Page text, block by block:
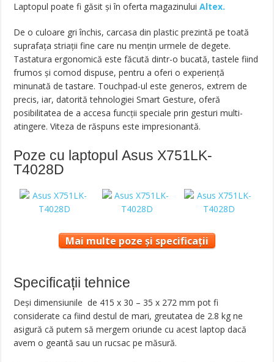
Laptopul poate fi găsit și în oferta magazinuluiAltex.
De o culoare gri închis, carcasa din plastic prezintă pe toată
suprafaţa striaţii fine care nu menţin urmele de degete.
Tastatura ergonomică este făcută dintr-o bucată, tastele fiind
frumos şi comod dispuse, pentru a oferi o experienţă
minunată de tastare. Touchpad-ul este generos, extrem de
precis, iar, datorită tehnologiei Smart Gesture, oferă
posibilitatea de a accesa funcţii speciale prin gesturi multi-
atingere. Viteza de răspuns este impresionantă.
Poze cu laptopul Asus X751LK-
T4028D
Mai multe poze și specificații
Specificații tehnice
Deşi dimensiunile de 415 x 30 – 35 x 272 mm pot fi
considerate ca fiind destul de mari, greutatea de 2.8 kg ne
asigură că putem să mergem oriunde cu acest laptop dacă
avem o geantă sau un rucsac pe măsură.